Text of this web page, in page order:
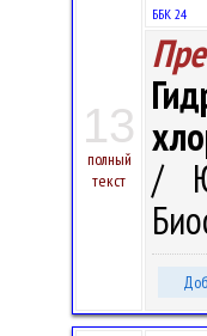
13
полный
текст
ББК 24
/